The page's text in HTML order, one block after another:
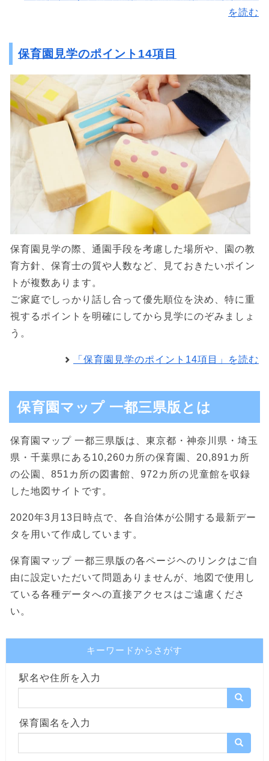
を読む
保育園見学のポイント14項目
保育園見学の際、通園手段を考慮した場所や、園の教
育方針、保育士の質や人数など、見ておきたいポイン
トが複数あります。
ご家庭でしっかり話し合って優先順位を決め、特に重
視するポイントを明確にしてから見学にのぞみましょ
う。
「保育園見学のポイント14項目」を読む
保育園マップ 一都三県版とは
保育園マップ 一都三県版は、東京都・神奈川県・埼玉
県・千葉県にある10,260カ所の保育園、20,891カ所
の公園、851カ所の図書館、972カ所の児童館を収録
した地図サイトです。
2020年3月13日時点で、各自治体が公開する最新デー
タを用いて作成しています。
保育園マップ 一都三県版の各ページヘのリンクはご自
由に設定いただいて問題ありませんが、地図で使用し
ている各種データへの直接アクセスはご遠慮くださ
い。
キーワードからさがす
駅名や住所を入力
保育園名を入力